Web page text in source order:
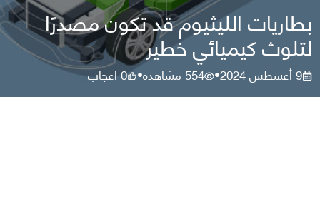
بطاريات الليثيوم قد تكون مصدرًا
لتلوث كيميائي خطير
9 أغسطس 2024 •
554مشاهدة•
0اعجاب